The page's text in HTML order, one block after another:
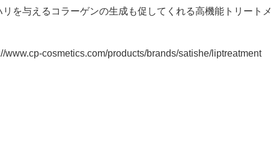
を与えるコラーゲンの生成も促してくれる高機能トリートメ
www.cp-cosmetics.com/products/brands/satishe/liptreatment